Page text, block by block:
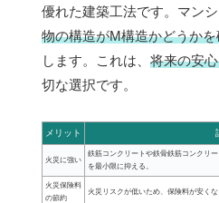
優れた建築工法です。マンシ
物の構造がM構造かどうか
します。これは、 将来の安
切な選択です。
メリット
火災に強い
鉄筋コンクリートや鉄骨鉄筋コンクリ
を最小限に抑える。
火災保険料
の節約
火災リスクが低いため、保険料が安くな